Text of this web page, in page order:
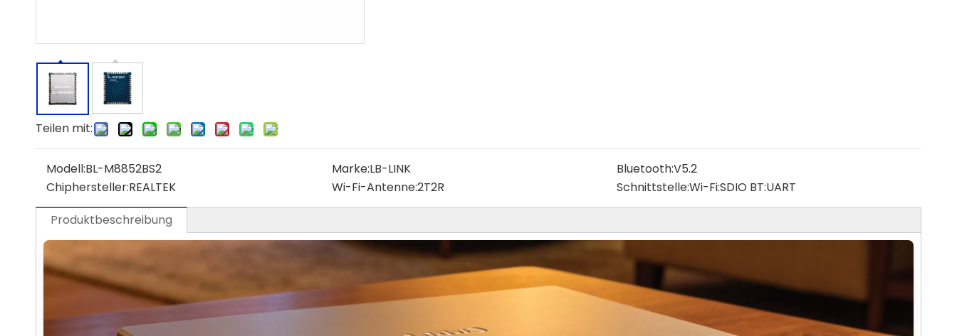
Teilen mit:
Modell:BL-M8852BS2 Marke:LB-LINK Bluetooth:V5.2
Chiphersteller:REALTEK Wi-Fi-Antenne:2T2R Schnittstelle:Wi-Fi:SDIO BT:UART
Produktbeschreibung